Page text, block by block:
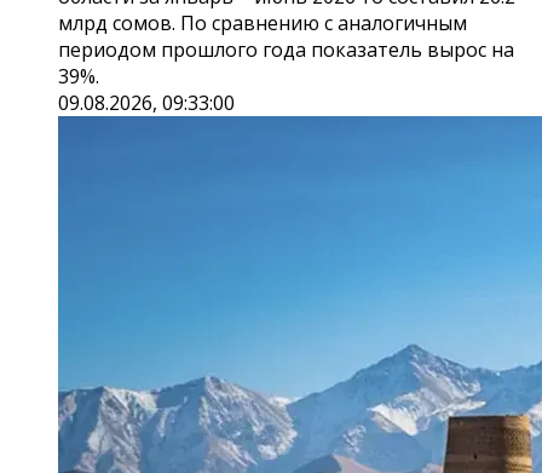
млрд сомов. По сравнению с аналогичным
периодом прошлого года показатель вырос на
39%.
09.08.2026, 09:33:00